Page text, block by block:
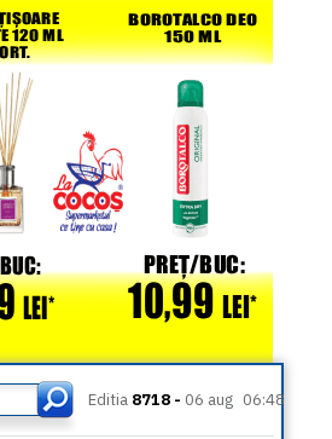
Editia 8718 - 06 aug 06:48